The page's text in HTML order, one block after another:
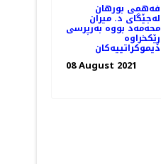
فەهمی بورهان
لەجێگای د. میران
محەمەد بووە بەرپرسی
ڕێکخراوە
دیموکراتییەکان
08 August 2021